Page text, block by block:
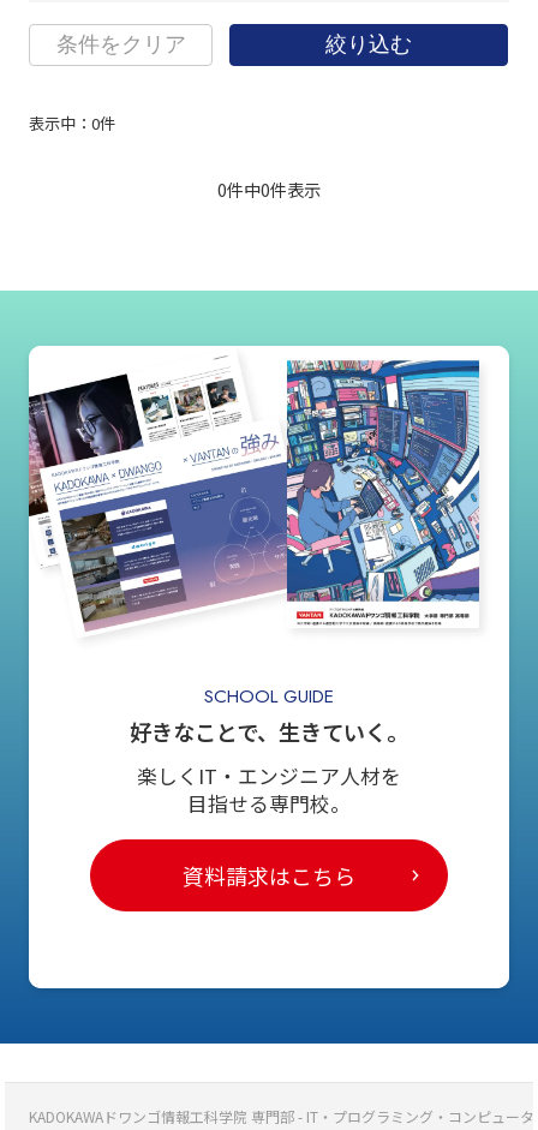
条件をクリア 絞り込む
表示中： 0件
0件中0件表示
SCHOOL GUIDE
好きなことで、生きていく。
楽しくIT・エンジニア人材を
目指せる専門校。
資料請求はこちら
KADOKAWAドワンゴ情報工科学院 専門部 - IT・プログラミング・コンピュー